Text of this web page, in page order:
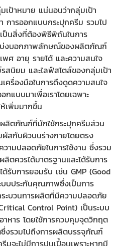
มเป้าหมาย แน่นอนว่ากลุ่มเป้า
การออกแบบกระปุกครีม รวมไป
ป็นสิ่งที่ต้องพิธีพิถันในการ
บ่งบอกภาพลักษณ์ของผลิตภัณฑ์
ศ อายุ รายได้ และความสนใจ
สนิยม และไลฟ์สไตล์ของกลุ่มเป้า
ครื่องมือในการดึงดูดความสนใจ
แบบมาเพื่อเราโดยเฉพาะ
เพิ่มมากขึ้น
ลิตภัณฑ์ที่มักใช้กระปุกครีมส่วน
สกับผิวบนร่างกายโดยตรง
ามปลอดภัยในการใช้งาน ซึ่งรวม
ตควรได้มาตรฐานและได้รับการ
รับการยอมรับ เช่น GMP (Good
บประกันคุณภาพซึ่งเป็นการ
ะบวนการผลิตที่มีความปลอดภัย
Control Point) เป็นระบบ
หาร โดยใช้การควบคุมจุดวิกฤต
งรวมไปถึงการผลิตบรรจุภัณฑ์